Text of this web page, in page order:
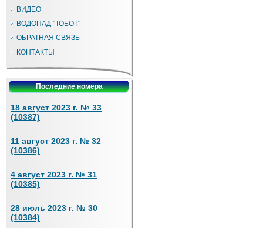
ВИДЕО
ВОДОПАД "ТОБОТ"
ОБРАТНАЯ СВЯЗЬ
КОНТАКТЫ
Последние номера
18 август 2023 г. № 33
(10387)
11 август 2023 г. № 32
(10386)
4 август 2023 г. № 31
(10385)
28 июль 2023 г. № 30
(10384)